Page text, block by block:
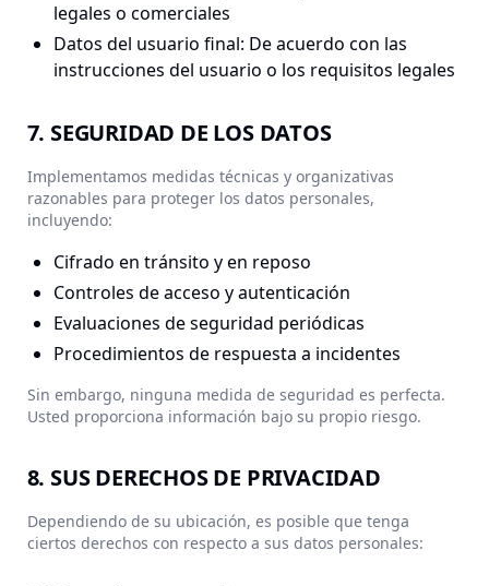
legales o comerciales
Datos del usuario final: De acuerdo con las
instrucciones del usuario o los requisitos legales
7. SEGURIDAD DE LOS DATOS
Implementamos medidas técnicas y organizativas
razonables para proteger los datos personales,
incluyendo:
Cifrado en tránsito y en reposo
Controles de acceso y autenticación
Evaluaciones de seguridad periódicas
Procedimientos de respuesta a incidentes
Sin embargo, ninguna medida de seguridad es perfecta.
Usted proporciona información bajo su propio riesgo.
8. SUS DERECHOS DE PRIVACIDAD
Dependiendo de su ubicación, es posible que tenga
ciertos derechos con respecto a sus datos personales: